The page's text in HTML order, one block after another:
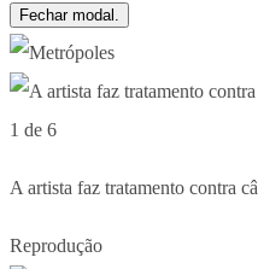
Fechar modal.
1 de 6
A artista faz tratamento contra
Reprodução